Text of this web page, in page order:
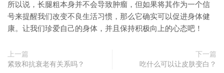
所以说，长腿粗本身并不会导致肿瘤，但如果将其作为一个信
号来提醒我们改变不良生活习惯，那么它确实可以促进身体健
康。让我们珍爱自己的身体，并且保持积极向上的心态吧！
上一篇
紧致和抗衰老有关系吗？
下一篇
吃什么可以让皮肤变白？